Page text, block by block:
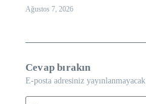
Ağustos 7, 2026
Cevap bırakın
E-posta adresiniz yayınlanmayacak.